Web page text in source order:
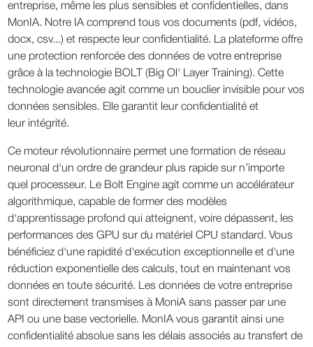
entreprise, même les plus sensibles et confidentielles, dans
MonIA. Notre IA comprend tous vos documents (pdf, vidéos,
docx, csv...) et respecte leur confidentialité. La plateforme offre
une protection renforcée des données de votre entreprise
grâce à la technologie BOLT (Big Ol' Layer Training). Cette
technologie avancée agit comme un bouclier invisible pour vos
données sensibles. Elle garantit leur confidentialité et
leur intégrité.
Ce moteur révolutionnaire permet une formation de réseau
neuronal d'un ordre de grandeur plus rapide sur n’importe
quel processeur. Le Bolt Engine agit comme un accélérateur
algorithmique, capable de former des modèles
d'apprentissage profond qui atteignent, voire dépassent, les
performances des GPU sur du matériel CPU standard. Vous
bénéficiez d'une rapidité d'exécution exceptionnelle et d'une
réduction exponentielle des calculs, tout en maintenant vos
données en toute sécurité. Les données de votre entreprise
sont directement transmises à MoniA sans passer par une
API ou une base vectorielle. MonIA vous garantit ainsi une
confidentialité absolue sans les délais associés au transfert de